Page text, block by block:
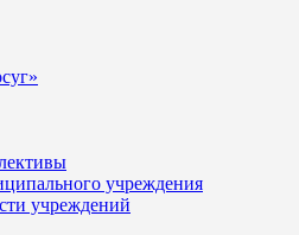
учреждения
учреждений